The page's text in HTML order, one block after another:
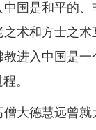
中国是和平的、
术和方士之
进入中国是
。
僧大德慧远曾就